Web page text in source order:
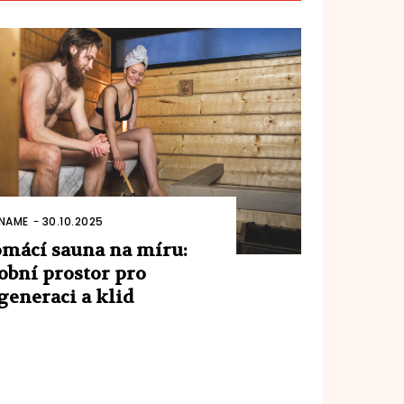
- 30.10.2025
sauna na míru:
prostor pro
a klid